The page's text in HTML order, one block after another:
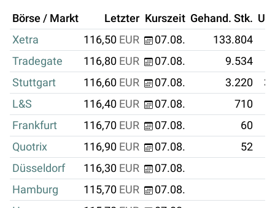
Börse / Markt Letzter Kurszeit Gehand. Stk.
Xetra
116,50 EUR 07.08. 133.804
Tradegate
116,80 EUR 07.08. 9.534
Stuttgart
116,60 EUR 07.08. 3.220
L&S
116,40 EUR 07.08. 710
Frankfurt
116,70 EUR 07.08.
60
Quotrix
116,90 EUR 07.08.
52
Düsseldorf
116,30 EUR
07.08.
Hamburg
115,70 EUR
07.08.